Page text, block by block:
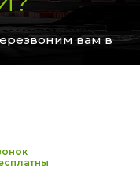
вам в